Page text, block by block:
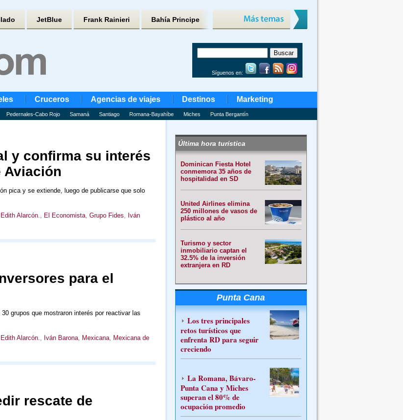
JetBlue Frank Rainieri Bahía Principe
Síguenos en:
Cruceros Agencias de viajes Destinos Marketing
Pedernales-Cabo Rojo Samaná Santiago Romana-Bayahíbe Miches Punta Bergantín
y confirma su interés
Aviación
pica y se extiende, luego de publicarse que solo
Edith Alarcón., El Economista, Grupo Fides, Iván
para el
grupos que mostraron interés por reactivar las
Edith Alarcón., Iván Barona, Mexicana, Mexicana de
rescate de
Última hora turística
Dominican Fiesta Hotel
conmemora 35 años de
hospitalidad en SD
United Airlines elimina
250 millones de vasos de
plástico al año
Turismo y sector
inmobiliario captan el
32.5% de la inversión
extranjera en RD
Punta Cana
Los tres principales
retos turísticos que
enfrenta RD para seguir
creciendo
La Romana, Bávaro-
Punta Cana y Miches
superan el 80% de
ocupación promedio